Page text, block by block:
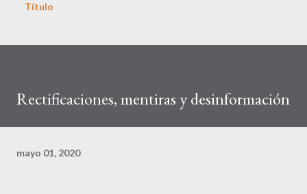
Título
Rectificaciones, mentiras y desinformación
mayo 01, 2020